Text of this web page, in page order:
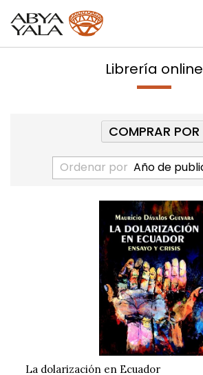
Librería online
Ordenar por
La dolarización en Ecuador
COMPRAR POR